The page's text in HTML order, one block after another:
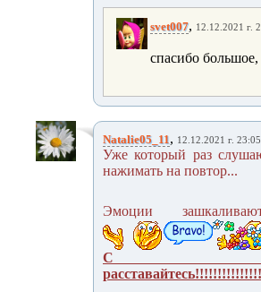
svet007, 12.12.2021 г.
спасибо
Natalie05_11, 12.12.2021 г. 23:05
Уже который раз
нажимать на повтор...
Эмоции
С